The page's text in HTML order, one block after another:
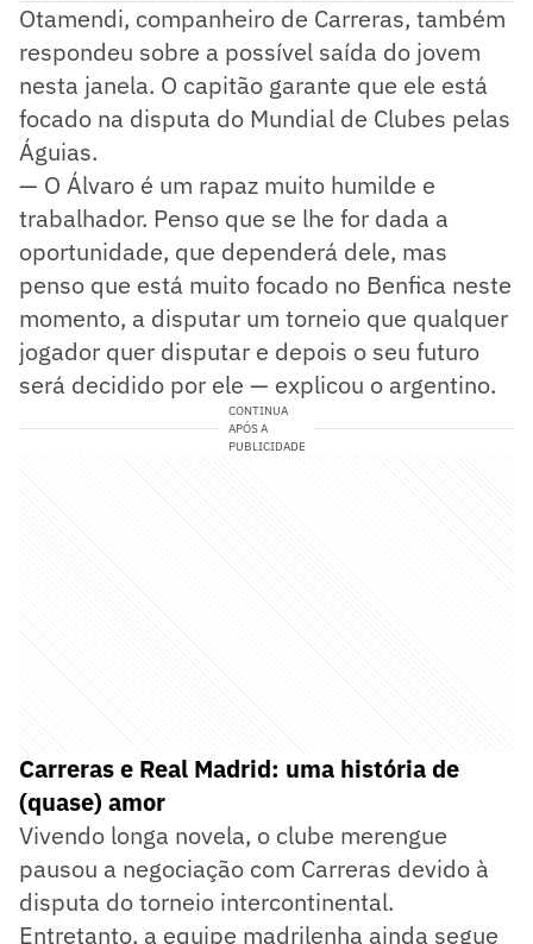
Otamendi, companheiro de Carreras, também
respondeu sobre a possível saída do jovem
nesta janela. O capitão garante que ele está
focado na disputa do Mundial de Clubes pelas
Águias.
— O Álvaro é um rapaz muito humilde e
trabalhador. Penso que se lhe for dada a
oportunidade, que dependerá dele, mas
penso que está muito focado no Benfica neste
momento, a disputar um torneio que qualquer
jogador quer disputar e depois o seu futuro
será decidido por ele — explicou o argentino.
CONTINUA
APÓS A
PUBLICIDADE
Carreras e Real Madrid: uma história de
(quase) amor
Vivendo longa novela, o clube merengue
pausou a negociação com Carreras devido à
disputa do torneio intercontinental.
Entretanto, a equipe madrilenha ainda segue